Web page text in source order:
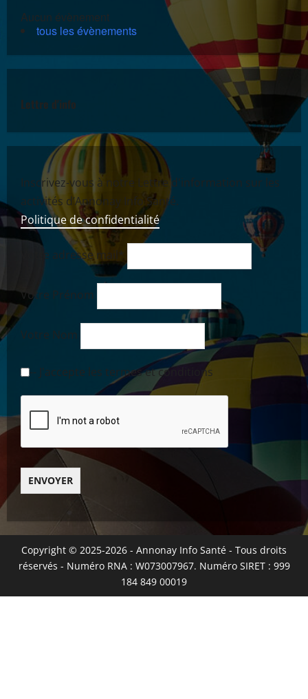
Aucun évènement
tous les évènements
Lettre d'info
Inscrivez-vous à notre Lettre d'information sur les
activités d’Annonay Info Santé.
Politique de confidentialité
Votre adresse mail*
Votre Prénom
Votre Nom
-- J'accepte les termes et conditions